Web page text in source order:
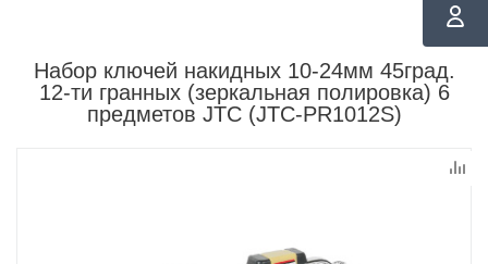
Набор ключей накидных 10-24мм 45град.
12-ти гранных (зеркальная полировка) 6
предметов JTC (JTC-PR1012S)